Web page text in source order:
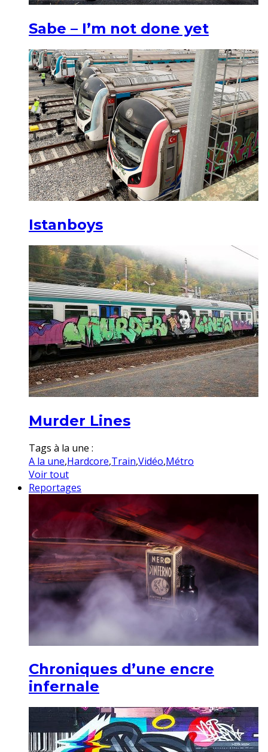
Sabe – I’m not done yet
Istanboys
Murder Lines
Tags à la une :
A la une,Hardcore,Train,Vidéo,Métro
Voir tout
Reportages
Chroniques d’une encre
infernale